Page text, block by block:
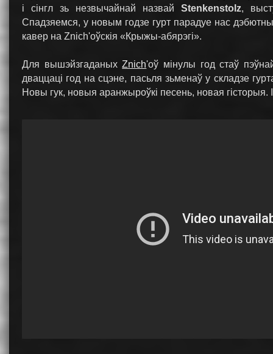
і сінгл зь незвычайнай назвай Stenkenstolz,
Спадзяемся, у новым годзе гурт парадуе нас
кавер на Znich'оўскія «Крыжы-абярэгі».
Для вышэйзгаданыхZnich'оў мінулы год стаў
дваццаці год на сцэне, пасьля зьменаў у складзе
Новы гук, новыя аранжыроўкі песень, новая гісторыя.